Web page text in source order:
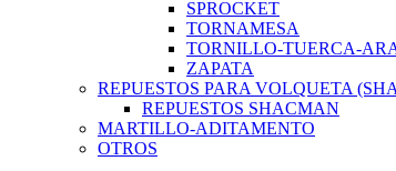
SPROCKET
TORNAMESA
TORNILLO-TUERCA-
ZAPATA
REPUESTOS PARA VOLQUETA
REPUESTOS SHACMAN
MARTILLO-ADITAMENTO
OTROS